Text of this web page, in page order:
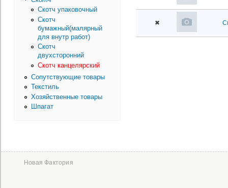
Скотч упаковочный
Скотч
бумажный(малярный
для внутр работ)
Скотч
двухсторонний
Скотч канцелярский
Сопутствующие товары
Текстиль
Хозяйственные товары
Шпагат
✖
Новая Фактория